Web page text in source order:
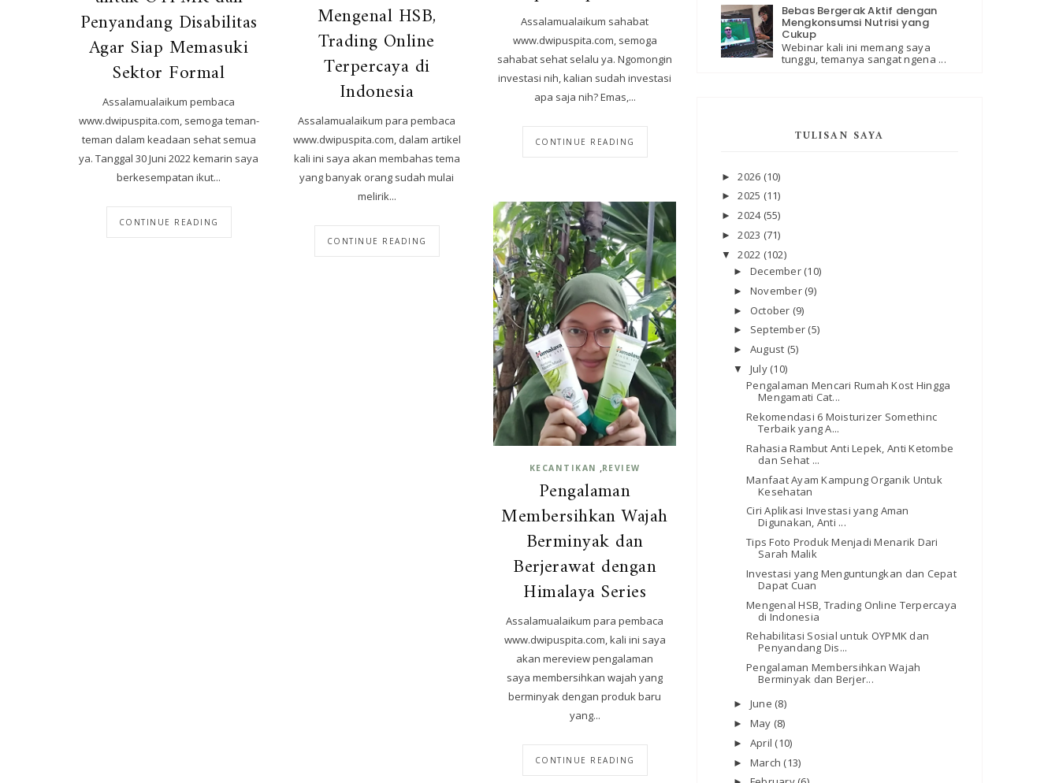
Assalamualaikum sahabat
www.dwipuspita.com, semoga
sahabat sehat selalu ya. Ngomongin
investasi nih, kalian sudah investasi
apa saja nih? Emas,...
CONTINUE READING
Mengenal HSB,
Trading Online
Terpercaya di
Indonesia
Assalamualaikum para pembaca
www.dwipuspita.com, dalam artikel
kali ini saya akan membahas tema
yang banyak orang sudah mulai
melirik...
CONTINUE READING
Penyandang Disabilitas
Agar Siap Memasuki
Sektor Formal
Assalamualaikum pembaca
www.dwipuspita.com, semoga teman-
teman dalam keadaan sehat semua
ya. Tanggal 30 Juni 2022 kemarin saya
berkesempatan ikut...
CONTINUE READING
KECANTIKAN REVIEW
Pengalaman
Membersihkan Wajah
Berminyak dan
Berjerawat dengan
Himalaya Series
Assalamualaikum para pembaca
www.dwipuspita.com, kali ini saya
akan mereview pengalaman
saya membersihkan wajah yang
berminyak dengan produk baru
yang...
CONTINUE READING
Bebas Bergerak Aktif dengan
Mengkonsumsi Nutrisi yang
Cukup
Webinar kali ini memang saya
tunggu, temanya sangat ngena ...
TULISAN SAYA
►2026 (10)
►2025 (11)
►2024 (55)
►2023 (71)
▼2022 (102)
► December (10)
► November (9)
► October (9)
► September (5)
► August (5)
▼ July (10)
Pengalaman Mencari Rumah Kost Hingga
Mengamati Cat...
Rekomendasi 6 Moisturizer Somethinc
Terbaik yang A...
Rahasia Rambut Anti Lepek, Anti Ketombe
dan Sehat ...
Manfaat Ayam Kampung Organik Untuk
Kesehatan
Ciri Aplikasi Investasi yang Aman
Digunakan, Anti ...
Tips Foto Produk Menjadi Menarik Dari
Sarah Malik
Investasi yang Menguntungkan dan Cepat
Dapat Cuan
Mengenal HSB, Trading Online Terpercaya
di Indonesia
Rehabilitasi Sosial untuk OYPMK dan
Penyandang Dis...
Pengalaman Membersihkan Wajah
Berminyak dan Berjer...
► June (8)
► May (8)
► April (10)
► March (13)